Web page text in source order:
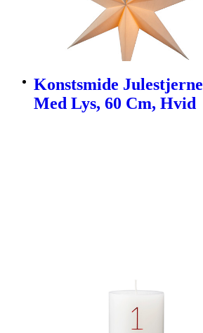
Konstsmide Julestjerne
Med Lys, 60 Cm, Hvid